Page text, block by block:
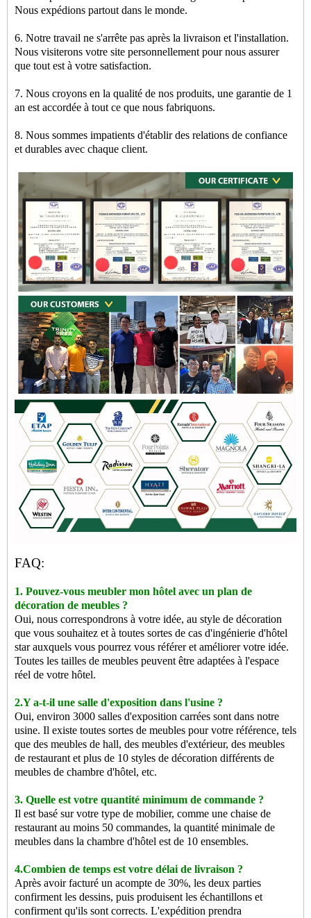
Nous expédions partout dans le monde.
6. Notre travail ne s'arrête pas après la livraison et l'installation.
Nous visiterons votre site personnellement pour nous assurer
que tout est à votre satisfaction.
7. Nous croyons en la qualité de nos produits, une garantie de 1
an est accordée à tout ce que nous fabriquons.
8. Nous sommes impatients d'établir des relations de confiance
et durables avec chaque client.
FAQ:
1. Pouvez-vous meubler mon hôtel avec un plan de
décoration de meubles ?
Oui, nous correspondrons à votre idée, au style de décoration
que vous souhaitez et à toutes sortes de cas d'ingénierie d'hôtel
star auxquels vous pourrez vous référer et améliorer votre idée.
Toutes les tailles de meubles peuvent être adaptées à l'espace
réel de votre hôtel.
2.Y a-t-il une salle d'exposition dans l'usine ?
Oui, environ 3000 salles d'exposition carrées sont dans notre
usine. Il existe toutes sortes de meubles pour votre référence, tels
que des meubles de hall, des meubles d'extérieur, des meubles
de restaurant et plus de 10 styles de décoration différents de
meubles de chambre d'hôtel, etc.
3. Quelle est votre quantité minimum de commande ?
Il est basé sur votre type de mobilier, comme une chaise de
restaurant au moins 50 commandes, la quantité minimale de
meubles dans la chambre d'hôtel est de 10 ensembles.
4.Combien de temps est votre délai de livraison ?
Après avoir facturé un acompte de 30%, les deux parties
confirment les dessins, puis produisent les échantillons et
confirment qu'ils sont corrects. L'expédition prendra